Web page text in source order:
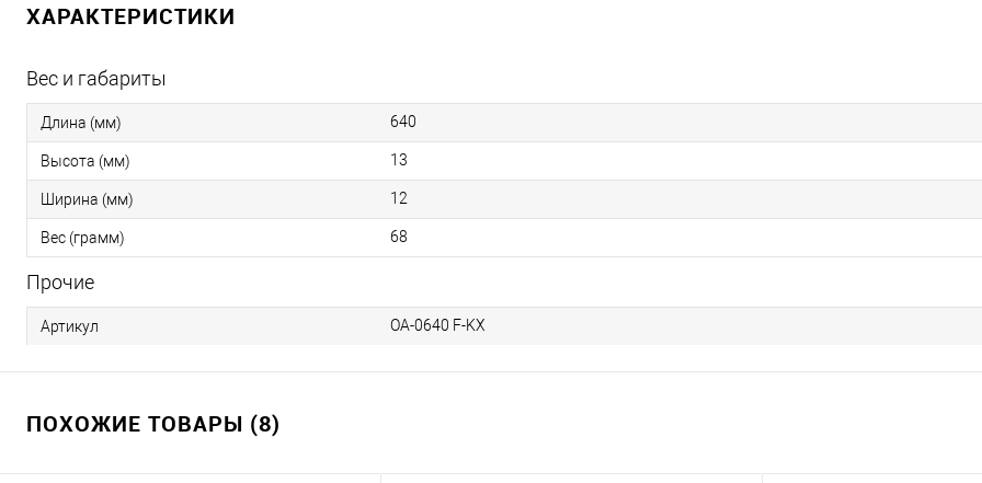
ХАРАКТЕРИСТИКИ
Вес и габариты
Длина (мм) 640
Высота (мм) 13
Ширина (мм) 12
Вес (грамм) 68
Прочие
Артикул OA-0640 F-KX
ПОХОЖИЕ ТОВАРЫ (8)